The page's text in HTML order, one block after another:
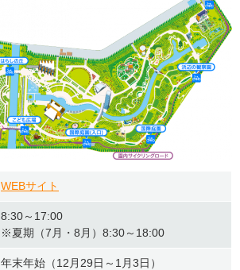
WEBサイト
8:30～17:00
※夏期（7月・8月）8:30～18:00
年末年始（12月29日～1月3日）